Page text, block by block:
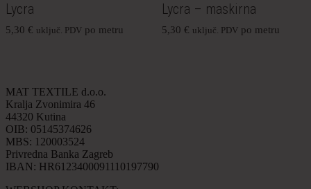
Lycra
5,30 € uključ. PDV po metru
Lycra – maskirna
5,30 € uključ. PDV po metru
MAT TEXTILE d.o.o.
Kralja Zvonimira 46
44320 Kutina
OIB: 05145374626
MBS: 120003524
Privredna Banka Zagreb
IBAN: HR6123400091110197790